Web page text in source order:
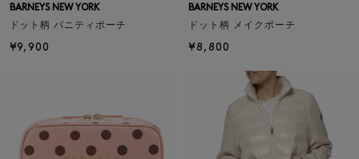
BARNEYS NEW YORK
ドット柄 バニティポーチ
¥9,900
BARNEYS NEW YORK
ドット柄 メイクポーチ
¥8,800